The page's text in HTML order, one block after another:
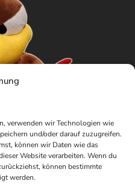
verwenden wir Technologien wie
und/oder darauf zuzugreifen.
können wir Daten wie das
Website verarbeiten. Wenn du
können bestimmte
werden.